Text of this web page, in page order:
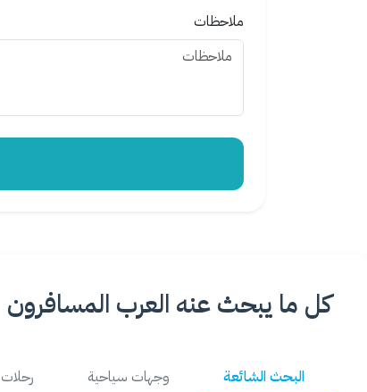
ملاحظات
كل ما يبحث عنه العرب المسافرون
البحث الشائعة وجهات سياحية